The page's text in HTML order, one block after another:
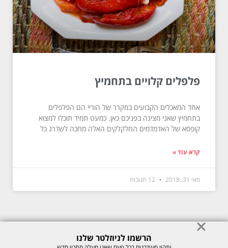
פלפלים קלויים בתחמיץ
אחד המאכלים הקבועים במקרר של הוריי הם הפלפלים
בתחמיץ שאני מציגה בפניכם כאן. כמעט תמיד תוכלו למצוא
קופסא של האדמדמים החלקלקים האלה מחכה לשדרג כל
קרא עוד »
מאי 31, 2018
© כל הזכויות לתוכן באתר שמורות למיכל רוזנבך 2026. אין להעתיק או לשכפלהרשמו לניוזלטר שלנו